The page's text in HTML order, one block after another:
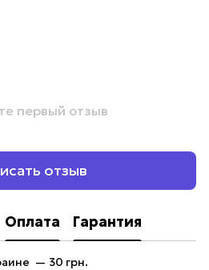
первый отзыв
отзыв
Оплата Гарантия
— 30 грн.